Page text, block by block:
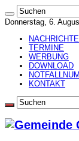
Donnerstag, 6.
TERMINE
WERBUNG
DOWNLOAD
KONTAKT